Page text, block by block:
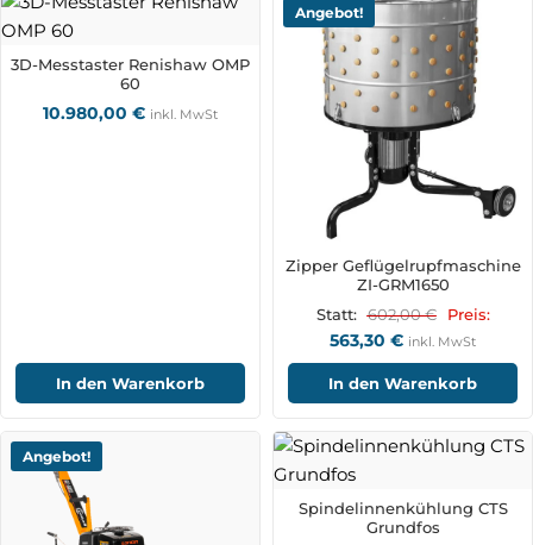
3D-Messtaster Renishaw OMP
60
10.980,00 € inkl. MwSt
In den Warenkorb
Angebot!
Zipper Geflügelrupfmaschine
ZI-GRM1650
Statt: 602,00€ Preis:
563,30 € inkl. MwSt
In den Warenkorb
Angebot!
Spindelinnenkühlung CTS
Grundfos